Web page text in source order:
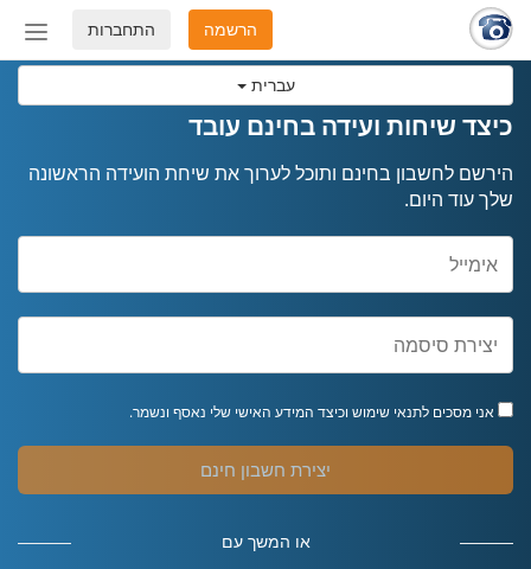
עברית
מצב
התחברות הרשמה
כיצד שיחות ועידה בחינם עובד
הירשם לחשבון בחינם ותוכל לערוך את שיחת הועידה הראשונה
שלך עוד היום.
אני מסכים לתנאי שימוש וכיצד המידע האישי שלי נאסף ונשמר.
יצירת חשבון חינם
או המשך עם